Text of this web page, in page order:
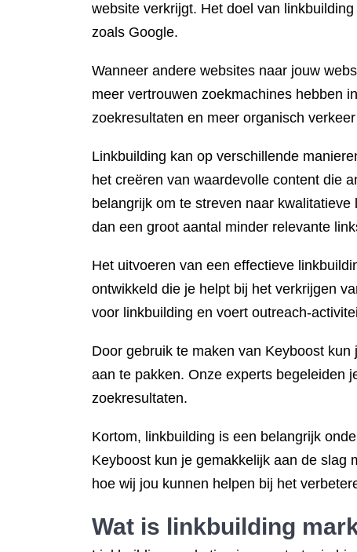
website verkrijgt. Het doel van
zoals Google.
Wanneer andere websites naar jouw
meer vertrouwen zoekmachines hebben
zoekresultaten en meer organisch
Linkbuilding kan op verschillende
het creëren van waardevolle content die
belangrijk om te streven naar
dan een groot aantal minder relevante
Het uitvoeren van een effectieve
ontwikkeld die je helpt bij het verkrijgen
voor linkbuilding en voert outreach-
Door gebruik te maken van Keyboost
aan te pakken. Onze experts begeleiden
zoekresultaten.
Kortom, linkbuilding is een belangrijk
Keyboost kun je gemakkelijk aan de slag
hoe wij jou kunnen helpen bij het
Wat is linkbuilding